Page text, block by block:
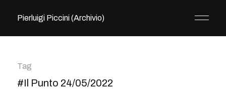
Pierluigi Piccini (Archivio)
Tag
#Il Punto 24/05/2022